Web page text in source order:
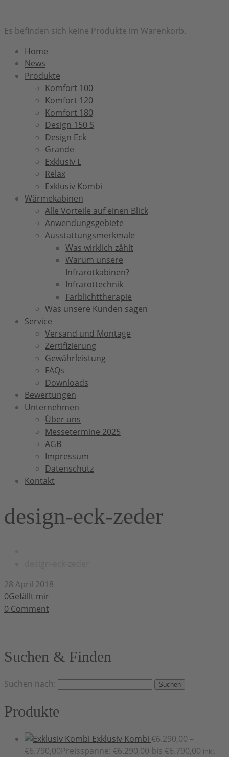
Es befinden sich keine Produkte im Warenkorb.
Home
News
Produkte
Komfort 100
Komfort 120
Komfort 180
Design 150 S
Design Eck
Grande
Exklusiv L
Relax
Exklusiv Kombi
Wärmekabinen
Alle Vorteile auf einen Blick
Anwendungsgebiete
Ausstattungsmerkmale
Was wirklich zählt
Warum unsere
Infrarotkabinen?
Infrarottechnik
Farblichttherapie
Was unsere Kunden sagen
Service
Versand und Montage
Zertifizierung
Gewährleistung
FAQs
Downloads
Bewertungen
Unternehmen
Über uns
Messetermine 2025
AGB
Impressum
Datenschutz
Kontakt
design-eck-zeder
28 April 2018
0Gefällt mir
0 Comment
Suchen & Finden
Suchen nach:
Produkte
Exklusiv Kombi €6.290,00 –
€6.790,00Preisspanne: €6.290,00 bis €6.790,00 inkl.